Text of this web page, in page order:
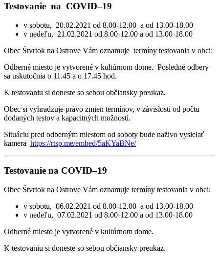
Testovanie na COVID–19
v sobotu, 20.02.2021 od 8.00-12.00 a od 13.00-18.00
v nedeľu, 21.02.2021 od 8.00-12.00 a od 13.00-18.00
Obec Štvrtok na Ostrove Vám oznamuje termíny testovania v obci:
Odberné miesto je vytvorené v kultúrnom dome. Posledné odbery
sa uskutočnia o 11.45 a o 17.45 hod.
K testovaniu si doneste so sebou občiansky preukaz.
Obec si vyhradzuje právo zmien termínov, v závislosti od počtu
dodaných testov a kapacitných možností.
Situáciu pred odberným miestom od soboty bude naživo vysielať
kamera https://rtsp.me/embed/5aKYaBNe/
Testovanie na COVID–19
Obec Štvrtok na Ostrove Vám oznamuje termíny testovania v obci:
v sobotu, 06.02.2021 od 8.00-12.00 a od 13.00-18.00
v nedeľu, 07.02.2021 od 8.00-12.00 a od 13.00-18.00
Odberné miesto je vytvorené v kultúrnom dome.
K testovaniu si doneste so sebou občiansky preukaz.